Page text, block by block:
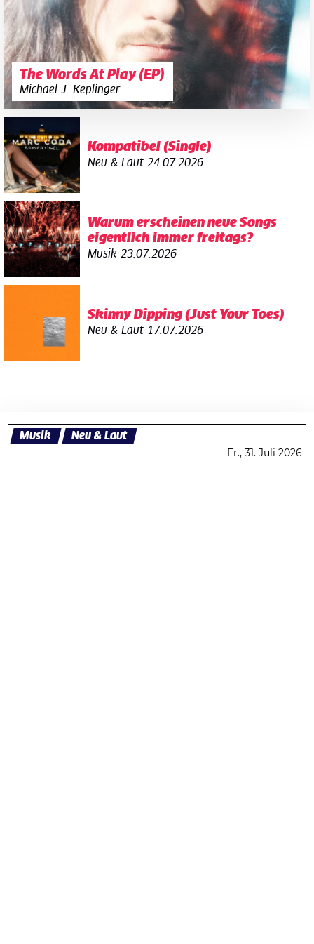
The Words At Play (EP)
Michael J. Keplinger
Kompatibel (Single)
Neu & Laut 24.07.2026
Warum erscheinen neue Songs
eigentlich immer freitags?
Musik 23.07.2026
Skinny Dipping (Just Your Toes)
Neu & Laut 17.07.2026
Musik Neu & Laut
Fr., 31. Juli 2026